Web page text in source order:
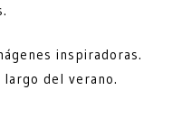
inspiradoras.
del verano.